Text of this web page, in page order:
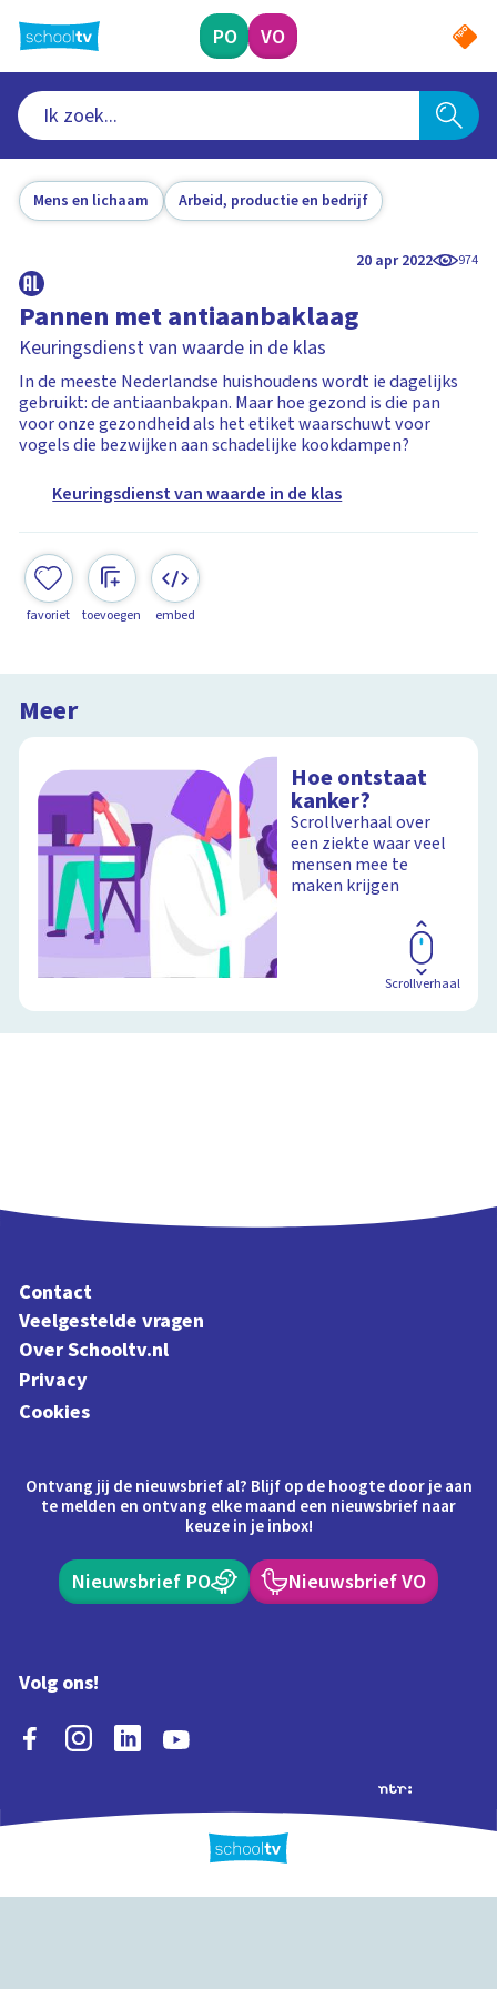
naar
hoofdinhoud
PO VO
Mens en lichaam Arbeid, productie en bedrijf
20 apr 2022 974
Pannen met antiaanbaklaag
Keuringsdienst van waarde in de klas
In de meeste Nederlandse huishoudens wordt ie dagelijks
gebruikt: de antiaanbakpan. Maar hoe gezond is die pan
voor onze gezondheid als het etiket waarschuwt voor
vogels die bezwijken aan schadelijke kookdampen?
Keuringsdienst van waarde in de klas
favoriet toevoegen embed
Meer
Hoe ontstaat
kanker?
Scrollverhaal over
een ziekte waar veel
mensen mee te
maken krijgen
Scrollverhaal
Contact
Veelgestelde vragen
Over Schooltv.nl
Privacy
Cookies
Ontvang jij de nieuwsbrief al? Blijf op de hoogte door je aan
te melden en ontvang elke maand een nieuwsbrief naar
keuze in je inbox!
Nieuwsbrief PO Nieuwsbrief VO
Volg ons!